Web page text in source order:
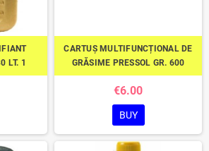
LT. 1
CARTUȘ MULTIFUNCȚIONAL DE
GRĂSIME PRESSOL GR. 600
€6.00
BUY